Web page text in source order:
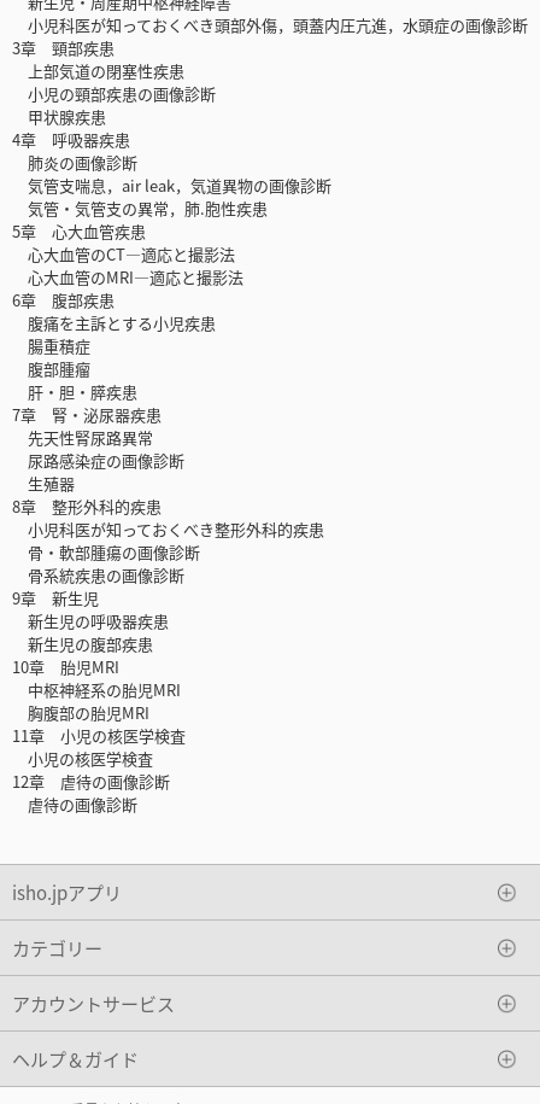
小児科医が知っておくべき頭部外傷，頭蓋内圧亢進，水頭症の画像診断
3章 頸部疾患
上部気道の閉塞性疾患
小児の頸部疾患の画像診断
甲状腺疾患
4章 呼吸器疾患
肺炎の画像診断
気管支喘息，air leak，気道異物の画像診断
気管・気管支の異常，肺.胞性疾患
5章 心大血管疾患
心大血管のCT—適応と撮影法
心大血管のMRI—適応と撮影法
6章 腹部疾患
腹痛を主訴とする小児疾患
腸重積症
腹部腫瘤
肝・胆・膵疾患
7章 腎・泌尿器疾患
先天性腎尿路異常
尿路感染症の画像診断
生殖器
8章 整形外科的疾患
小児科医が知っておくべき整形外科的疾患
骨・軟部腫瘍の画像診断
骨系統疾患の画像診断
9章 新生児
新生児の呼吸器疾患
新生児の腹部疾患
10章 胎児MRI
中枢神経系の胎児MRI
胸腹部の胎児MRI
11章 小児の核医学検査
小児の核医学検査
12章 虐待の画像診断
虐待の画像診断
isho.jpアプリ
カテゴリー
アカウントサービス
ヘルプ＆ガイド